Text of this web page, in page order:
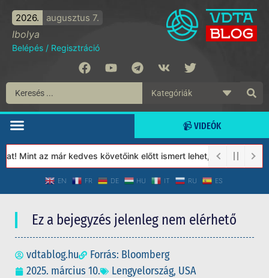
2026. augusztus 7.
Ibolya
Belépés / Regisztráció
📹 VIDEÓK
Mint az már kedves követőink előtt ismert lehet, 2023-tól a
EN FR DE HU IT RU ES
Ez a bejegyzés jelenleg nem elérhető
vdtablog.hu
Forrás: Bloomberg
2025. március 10.
Lengyelország, USA